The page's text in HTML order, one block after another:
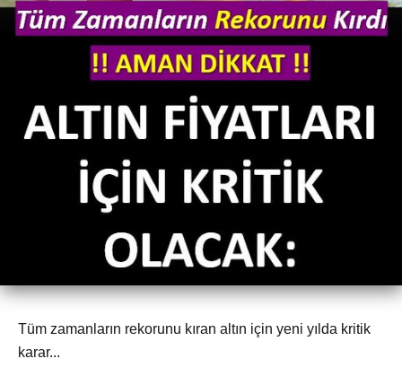
Tüm zamanların rekorunu kıran altın için yeni yılda kritik
karar...